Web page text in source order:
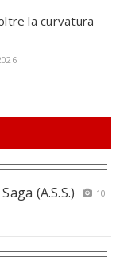
la curvatura
(A.S.S.)
10